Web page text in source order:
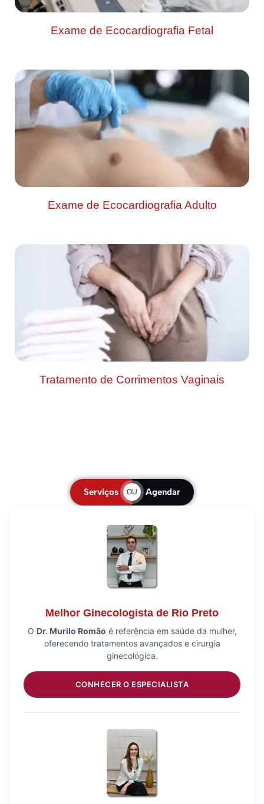
Exame de Ecocardiografia Fetal
Exame de Ecocardiografia Adulto
Tratamento de Corrimentos Vaginais
Serviços OU Agendar
Melhor Ginecologista de Rio Preto
O Dr. Murilo Romão é referência em saúde da mulher,
oferecendo tratamentos avançados e cirurgia
ginecológica.
CONHECER O ESPECIALISTA